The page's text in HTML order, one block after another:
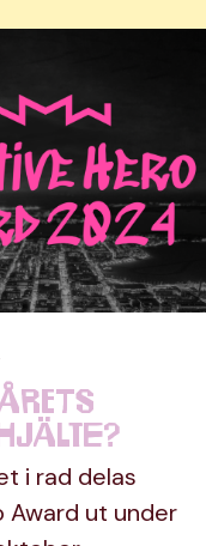
i rad delas
Award ut under